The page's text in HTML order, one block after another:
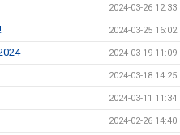
2024-03-26 12:33
2024-03-25 16:02
2024-03-19 11:09
2024-03-18 14:25
2024-03-11 11:34
2024-02-26 14:40